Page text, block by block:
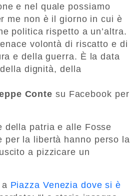
e nel quale possiamo
me non è il giorno in cui è
politica rispetto a un’altra.
volontà di riscatto e di
e della guerra. È la data
dignità, della
Conte su Facebook per
della patria e alle Fosse
per la libertà hanno perso la
a pizzicare un
Piazza Venezia dove si è